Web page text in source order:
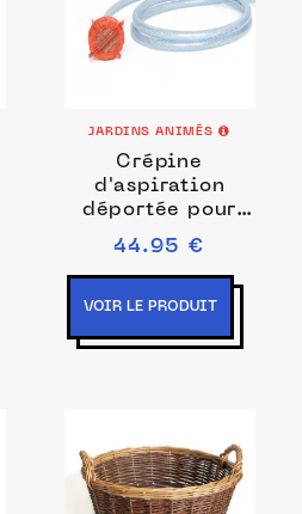
JARDINS ANIMÉS
Crépine
d'aspiration
déportée pour
purificateur
d'eau ORISA
44.95 €
VOIR LE PRODUIT